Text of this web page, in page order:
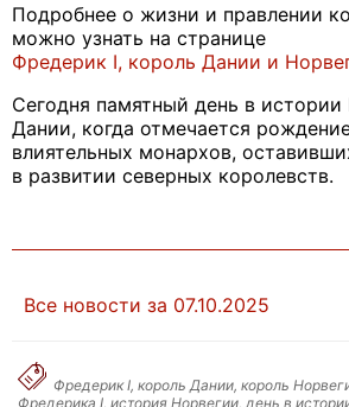
Подробнее о жизни и правлении
можно узнать на странице
Фредерик I, король Дании и
Сегодня памятный день в истории
Дании, когда отмечается
влиятельных монархов,
в развитии северных королевств.
Все новости за 07.10.2025
Фредерик I, король Дании, король
Фредерика I, история Норвегии, день в